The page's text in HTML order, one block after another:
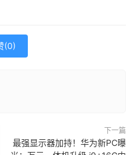
(0)
下一篇
最强显示器加持！华为新PC曝